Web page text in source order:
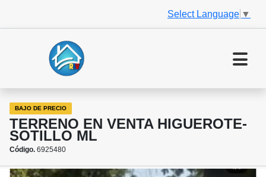
Select Language ▼
BAJO DE PRECIO
TERRENO EN VENTA HIGUEROTE-
SOTILLO ML
Código. 6925480